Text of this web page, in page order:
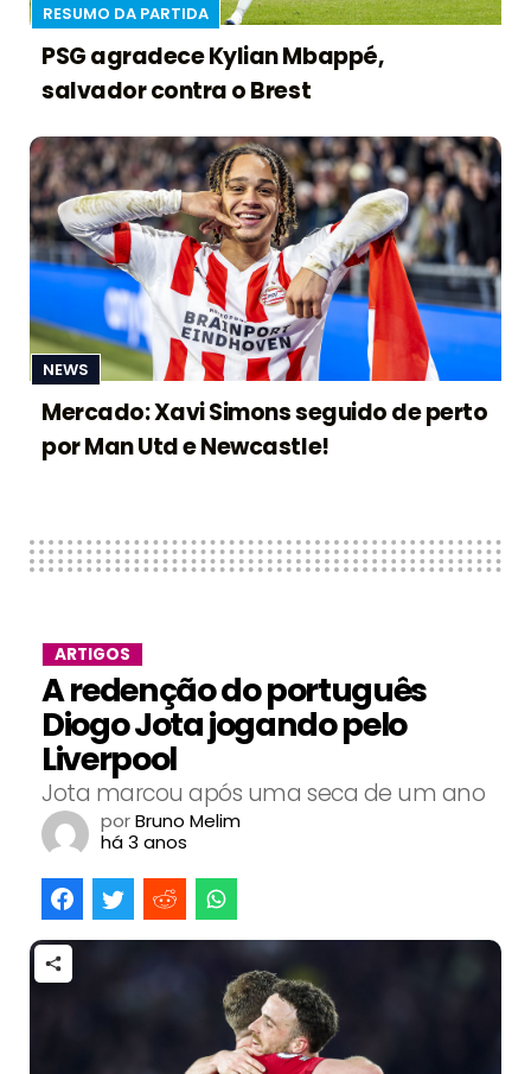
RESUMO DA PARTIDA
PSG agradece Kylian Mbappé,
salvador contra o Brest
NEWS
Mercado: Xavi Simons seguido de perto
por Man Utd e Newcastle!
ARTIGOS
A redenção do português
Diogo Jota jogando pelo
Liverpool
Jota marcou após uma seca de um ano
porBruno Melim
há 3 anos